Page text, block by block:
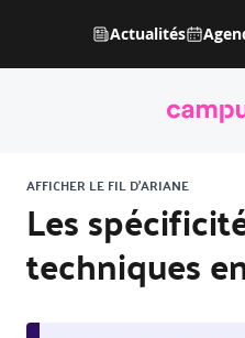
Actualités
AFFICHER LE FIL D'ARIANE
Les
techniques